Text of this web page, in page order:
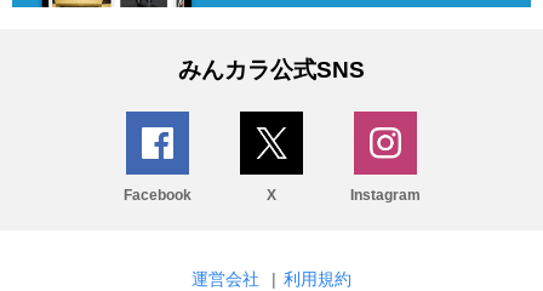
みんカラ公式SNS
Facebook X Instagram
運営会社 | 利用規約